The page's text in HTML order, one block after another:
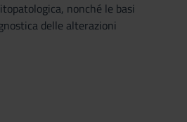
nonché le basi
delle alterazioni